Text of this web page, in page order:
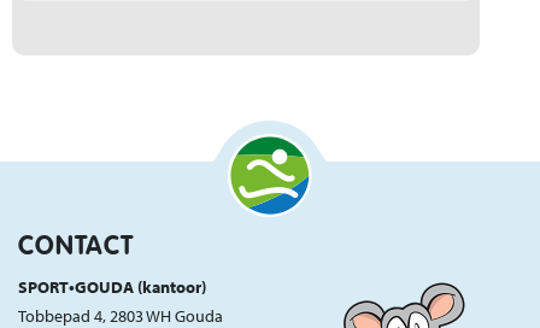
CONTACT
SPORT•GOUDA (kantoor)
Tobbepad 4, 2803 WH Gouda